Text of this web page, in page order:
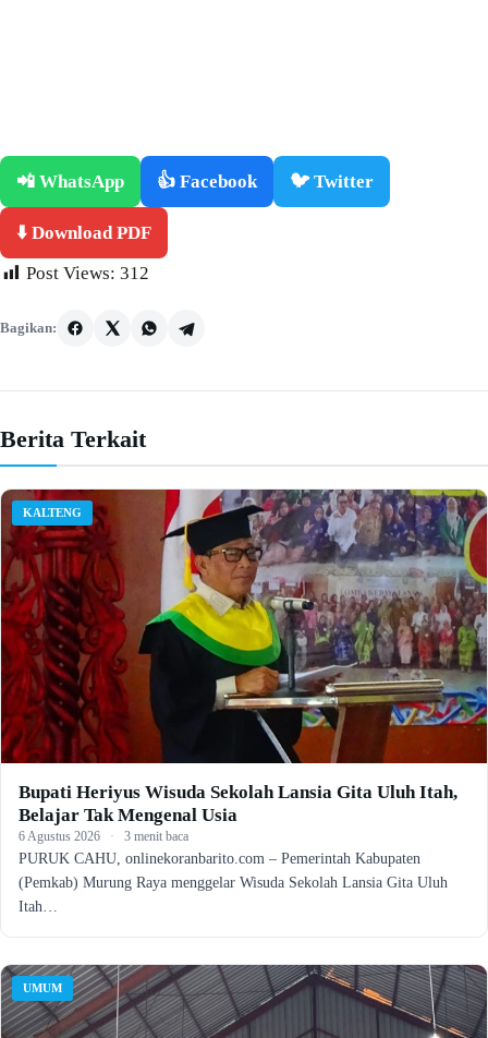
📲 WhatsApp 👍 Facebook 🐦 Twitter
⬇️ Download PDF
Post Views: 312
Bagikan:
Berita Terkait
KALTENG
Bupati Heriyus Wisuda Sekolah Lansia Gita Uluh Itah,
Belajar Tak Mengenal Usia
6 Agustus 2026 · 3 menit baca
PURUK CAHU, onlinekoranbarito.com – Pemerintah Kabupaten
(Pemkab) Murung Raya menggelar Wisuda Sekolah Lansia Gita Uluh
Itah…
UMUM